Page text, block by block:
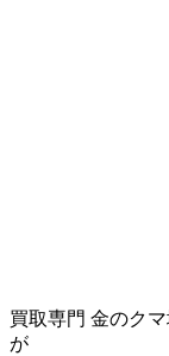
買取専門 金のク
が